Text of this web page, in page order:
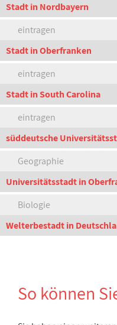
Stadt in Nordbayern
eintragen
Stadt in Oberfranken
eintragen
Stadt in South Carolina
eintragen
süddeutsche
Geographie
Universitätsstadt in
Biologie
Welterbestadt in
So können